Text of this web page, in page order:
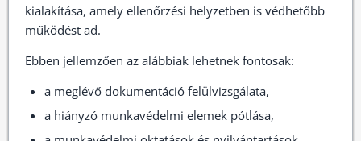
kialakítása, amely ellenőrzési helyzetben is védhetőbb
működést ad.
Ebben jellemzően az alábbiak lehetnek fontosak:
a meglévő dokumentáció felülvizsgálata,
a hiányzó munkavédelmi elemek pótlása,